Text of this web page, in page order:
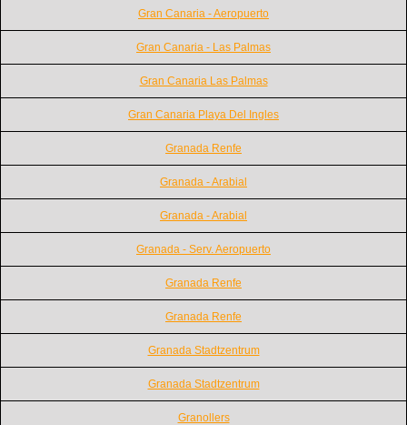
Gran Canaria - Aeropuerto
Gran Canaria - Las Palmas
Gran Canaria Las Palmas
Gran Canaria Playa Del Ingles
Granada Renfe
Granada - Arabial
Granada - Arabial
Granada - Serv. Aeropuerto
Granada Renfe
Granada Renfe
Granada Stadtzentrum
Granada Stadtzentrum
Granollers